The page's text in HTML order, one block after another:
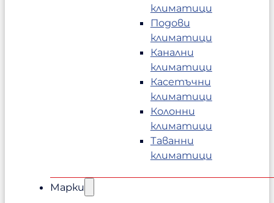
климатици
Подови
климатици
Канални
климатици
Касетъчни
климатици
Колонни
климатици
Таванни
климатици
Марки